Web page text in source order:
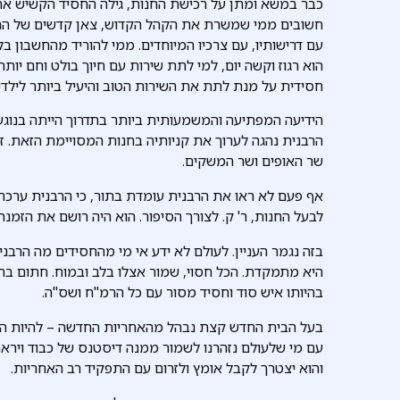
חשובים ממי שמשרת את הקהל הקדוש, צאן קדשים של
עם דרישותיו, עם צרכיו המיוחדים. ממי להוריד
הוא רגוז וקשה יום, למי לתת שירות עם חיוך בולט וחם
חסידית על מנת לתת את השירות הטוב והיעיל ביותר
הידיעה המפתיעה והמשמעותית ביותר בתדרוך הייתה
הרבנית נהגה לערוך את קניותיה בחנות המסויימת
שר האופים ושר המשקים.
אף פעם לא ראו את הרבנית עומדת בתור, כי הרבנית
לבעל החנות, ר' ק. לצורך הסיפור. הוא היה רושם את
בזה נגמר העניין. לעולם לא ידע אי מי מהחסידים מה
היא מתמקדת. הכל חסוי, שמור אצלו בלב ובמוח. חתום
בהיותו איש סוד וחסיד מסור עם כל הרמ"ח ושס"ה.
בעל הבית החדש קצת נבהל מהאחריות החדשה – להיות
עם מי שלעולם נזהרנו לשמור ממנה דיסטנס של כבוד
והוא יצטרך לקבל אומץ ולזרום עם התפקיד רב האחריות.